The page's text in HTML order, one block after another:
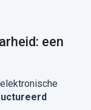
een